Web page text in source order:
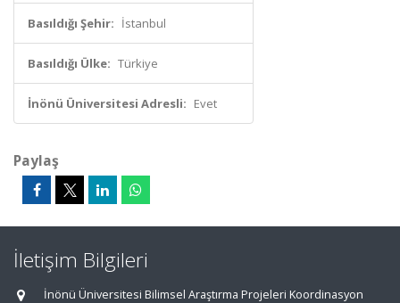
Basıldığı Şehir: İstanbul
Basıldığı Ülke: Türkiye
İnönü Üniversitesi Adresli: Evet
Paylaş
İletişim Bilgileri
İnönü Üniversitesi Bilimsel Araştırma Projeleri Koordinasyon